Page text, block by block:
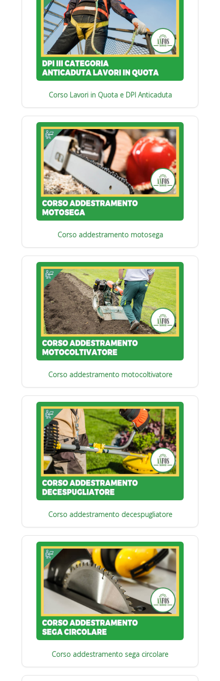
Corso Lavori in Quota e DPI Anticaduta
Corso addestramento motosega
Corso addestramento motocoltivatore
Corso addestramento decespugliatore
Corso addestramento sega circolare